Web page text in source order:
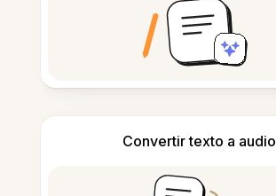
Convertir texto a audio